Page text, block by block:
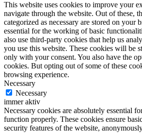
This website uses cookies to improve your
navigate through the website. Out of these,
categorized as necessary are stored on your
essential for the working of basic
also use third-party cookies that help us
you use this website. These cookies will be
only with your consent. You also have the
cookies. But opting out of some of these
browsing experience.
Necessary
Necessary
immer aktiv
Necessary cookies are absolutely essential
function properly. These cookies ensure
security features of the website,